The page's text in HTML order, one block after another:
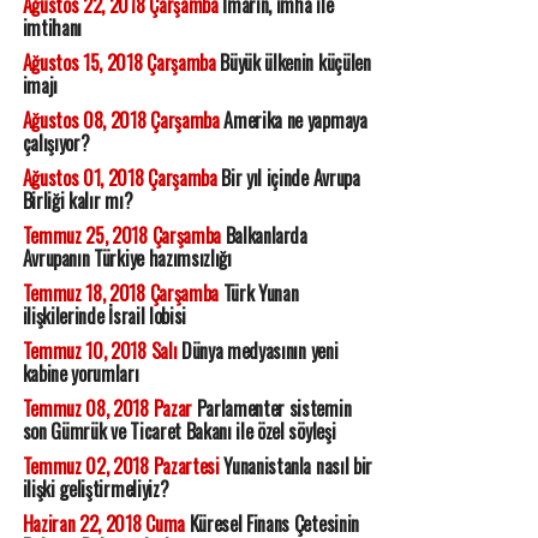
imtihanı
Ağustos 15, 2018 ÇarşambaBüyük ülkenin küçülen
imajı
Ağustos 08, 2018 ÇarşambaAmerika ne yapmaya
çalışıyor?
Ağustos 01, 2018 ÇarşambaBir yıl içinde Avrupa
Birliği kalır mı?
Temmuz 25, 2018 ÇarşambaBalkanlarda
Avrupanın Türkiye hazımsızlığı
Temmuz 18, 2018 ÇarşambaTürk Yunan
ilişkilerinde İsrail lobisi
Temmuz 10, 2018 SalıDünya medyasının yeni
kabine yorumları
Temmuz 08, 2018 PazarParlamenter sistemin
son Gümrük ve Ticaret Bakanı ile özel söyleşi
Temmuz 02, 2018 PazartesiYunanistanla nasıl bir
ilişki geliştirmeliyiz?
Haziran 22, 2018 CumaKüresel Finans Çetesinin